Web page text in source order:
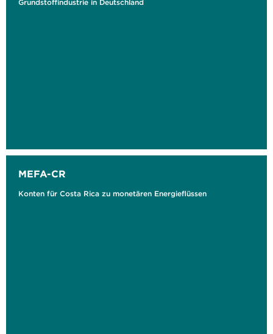
Grundstoffindustrie in Deutschland
MEFA-CR
Konten für Costa Rica zu monetären Energieflüssen